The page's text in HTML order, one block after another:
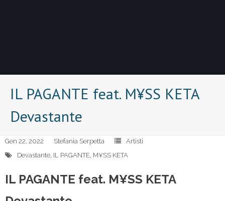
IL PAGANTE feat. M¥SS KETA
Devastante
Gen 22, 2022 Stefania Serpetta
Artisti
Devastante, IL PAGANTE, M¥SS KETA
IL PAGANTE feat. M¥SS KETA